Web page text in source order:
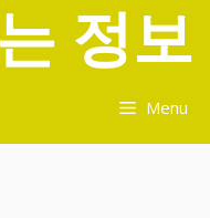
정보
Menu